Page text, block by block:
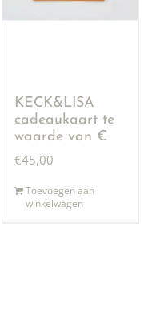
KECK&LISA
cadeaukaart te
waarde van €
50,00
€45,00
Toevoegen aan
winkelwagen